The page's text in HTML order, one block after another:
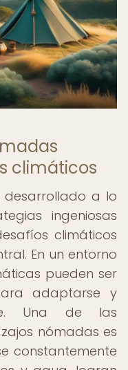
climáticos
desarrollado a lo
ingeniosas
climáticos
En un entorno
pueden ser
adaptarse y
Una de las
nómadas es
constantemente